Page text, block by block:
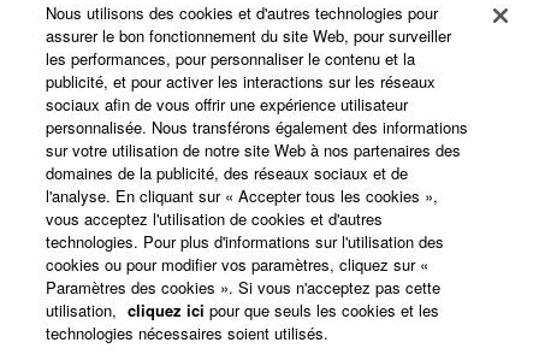
Produits et solutions
Actualités
A propos de Yamaha
France - French
Grand Public
Nous utilisons des cookies et d'autres technologies pour
assurer le bon fonctionnement du site Web, pour surveiller
les performances, pour personnaliser le contenu et la
publicité, et pour activer les interactions sur les réseaux
sociaux afin de vous offrir une expérience utilisateur
personnalisée. Nous transférons également des informations
sur votre utilisation de notre site Web à nos partenaires des
domaines de la publicité, des réseaux sociaux et de
l'analyse. En cliquant sur « Accepter tous les cookies »,
vous acceptez l'utilisation de cookies et d'autres
technologies. Pour plus d'informations sur l'utilisation des
cookies ou pour modifier vos paramètres, cliquez sur «
Paramètres des cookies ». Si vous n'acceptez pas cette
utilisation, cliquez ici pour que seuls les cookies et les
technologies nécessaires soient utilisés.